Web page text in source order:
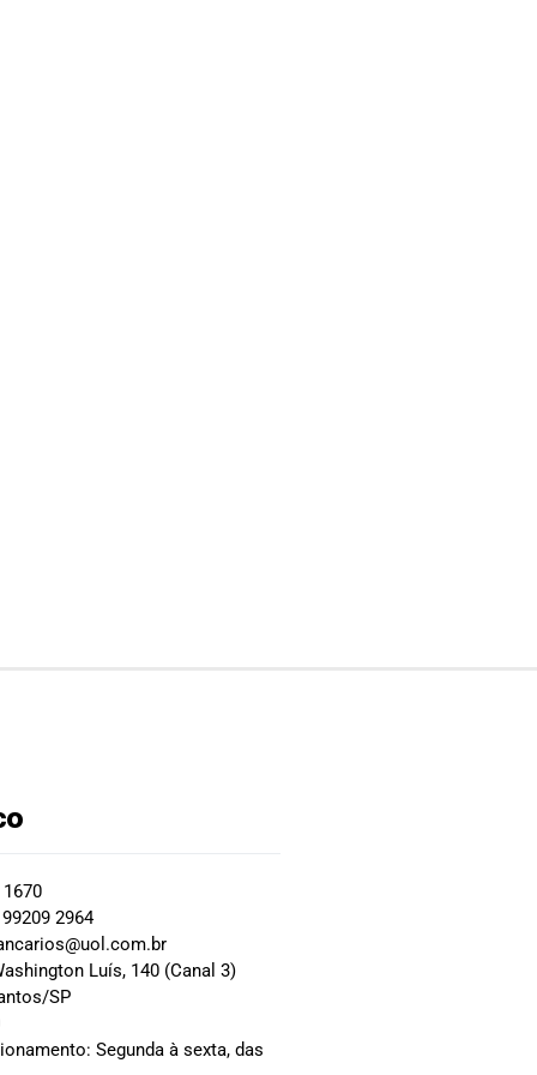
2964
Luís, 140 (Canal 3)
SP
Segunda à sexta, das